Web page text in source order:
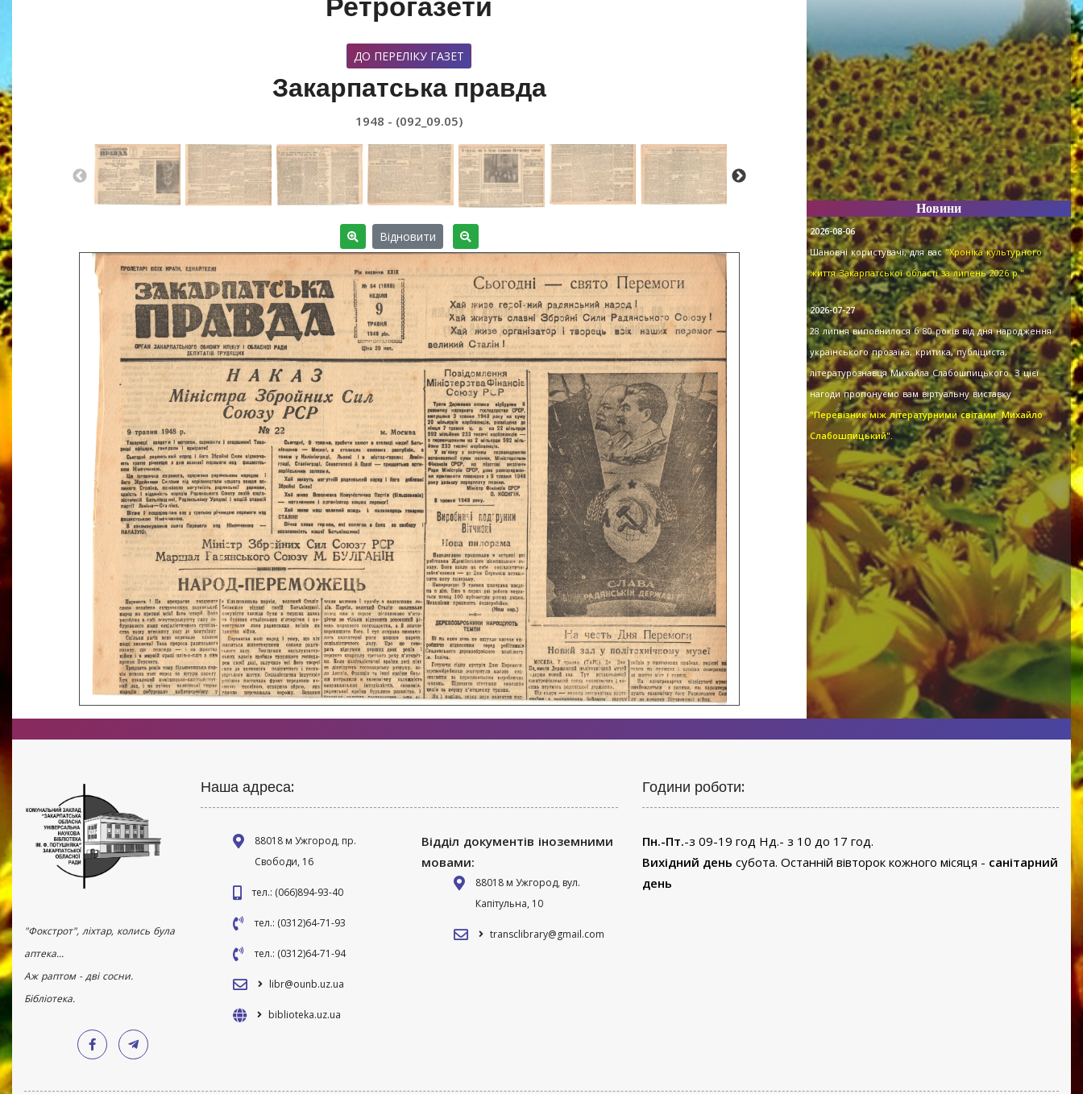
ДО ПЕРЕЛІКУ ГАЗЕТ
Закарпатська правда
1948 - (092_09.05)
Відновити
Новини
2026-08-06
Шановні користувачі, для вас"Хроніка культурного
життя Закарпатської області за липень 2026 р.".
2026-07-27
28 липня виповнилося б 80 років від дня народження
українського прозаїка, критика, публіциста,
літературознавця Михайла Слабошпицького. З цієї
нагоди пропонуємо вам віртуальну виставку
"Перевізник між літературними світами: Михайло
Слабошпицький".
"Фокстрот", ліхтар, колись була
аптека...
Аж раптом - дві сосни.
Бібліотека.
Наша адреса:
88018 м Ужгород, пр.
Свободи, 16
тел.: (066)894-93-40
тел.: (0312)64-71-93
тел.: (0312)64-71-94
libr@ounb.uz.ua
biblioteka.uz.ua
Відділ документів іноземними
мовами:
88018 м Ужгород, вул.
Капітульна, 10
transclibrary@gmail.com
Години роботи:
Пн.-Пт.-з 09-19 год Нд.- з 10 до 17 год.
Вихідний день субота. Останній вівторок кожного місяця - санітарний
день